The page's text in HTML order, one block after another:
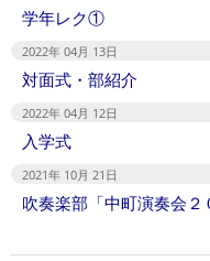
学年レク①
2022年 04月 13日
対面式・部紹介
2022年 04月 12日
入学式
2021年 10月 21日
吹奏楽部「中町演奏会